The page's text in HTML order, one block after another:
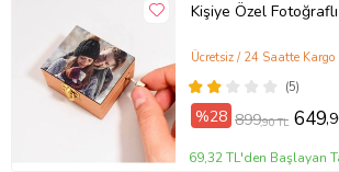
Kişiye Özel
(5)
Ücretsiz / 24 Saatte Kargo
%28 899,90 TL 649
69,32 TL'den Başlayan